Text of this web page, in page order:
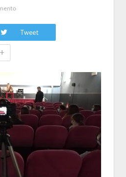
Tweet
+